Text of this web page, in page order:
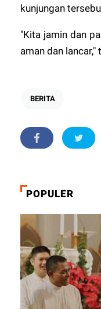
kunjungan
"Kita jamin dan
aman dan lancar,"
BERITA
POPULER